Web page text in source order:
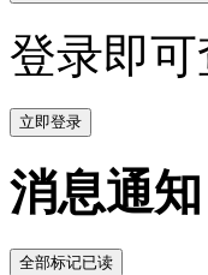
登录即
立即登录
消息通知
全部标记已读